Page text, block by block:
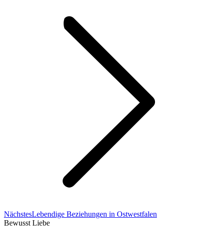
NächstesNext
project:
Lebendige Beziehungen in Ostwestfalen
Bewusst Liebe